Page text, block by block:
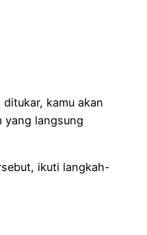
kamu akan
yang langsung
ikuti langkah-